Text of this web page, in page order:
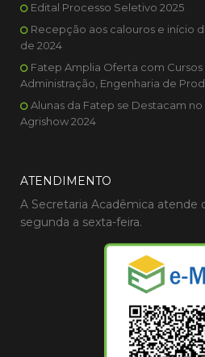
Edital Processo Seletivo 2025
Recepção aos calouros e início
de 2024
Fatep Amplia Oferta com Cursos
Administração, Engenharia de
Alunas da Fatep se Destacam
Agrishow 2024
ATENDIMENTO
A Secretaria Acadêmica atende
segunda a sexta-feira.